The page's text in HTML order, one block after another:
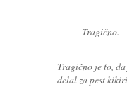
Tragično.
Tragično je to,
delal za pest